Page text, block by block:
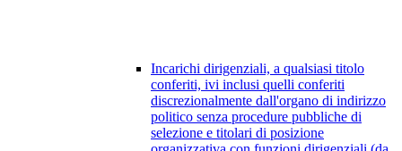
Incarichi dirigenziali, a qualsiasi titolo
conferiti, ivi inclusi quelli conferiti
discrezionalmente dall'organo di indirizzo
politico senza procedure pubbliche di
selezione e titolari di posizione